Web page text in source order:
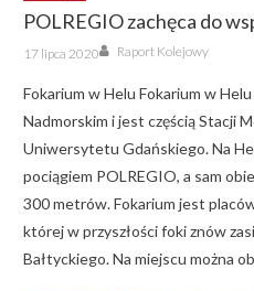
POLREGIO zachęca do
Posted
on
17 lipca 2020 Author
Raport Kolejowy
Fokarium w Helu Fokarium w
Nadmorskim i jest częścią Stacji
Uniwersytetu Gdańskiego. Na
pociągiem POLREGIO, a sam
300 metrów. Fokarium jest
której w przyszłości foki znów
Bałtyckiego. Na miejscu można